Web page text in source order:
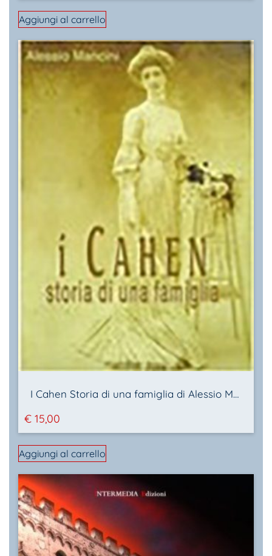
Aggiungi al carrello
I Cahen Storia di una famiglia di Alessio Mancini
€ 15,00
Aggiungi al carrello